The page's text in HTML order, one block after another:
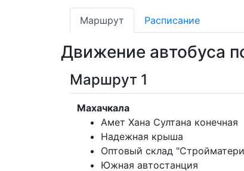
Маршрут Расписание
Движение автобуса
Маршрут 1
Махачкала
Амет Хана Султана конечная
Надежная крыша
Оптовый склад
Южная автостанция